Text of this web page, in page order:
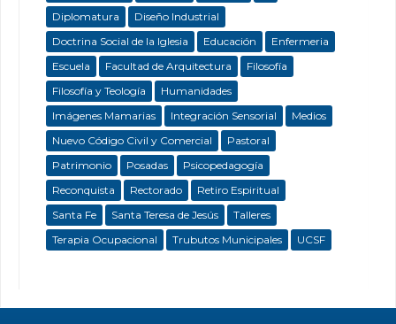
Diplomatura
Diseño Industrial
Doctrina Social de la Iglesia
Educación
Enfermeria
Escuela
Facultad de Arquitectura
Filosofía
Filosofía y Teología
Humanidades
Imágenes Mamarias
Integración Sensorial
Medios
Nuevo Código Civil y Comercial
Pastoral
Patrimonio
Posadas
Psicopedagogía
Reconquista
Rectorado
Retiro Espiritual
Santa Fe
Santa Teresa de Jesús
Talleres
Terapia Ocupacional
Trubutos Municipales UCSF